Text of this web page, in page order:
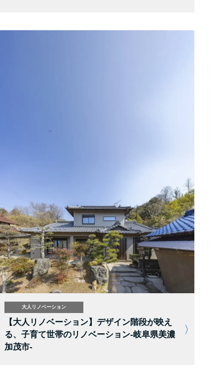
大人リノベーション
【大人リノベーション】デザイン階段が映え
る、子育て世帯のリノベーション-岐阜県美濃
加茂市-